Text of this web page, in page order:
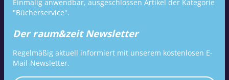
Einmalig anwendbar, ausgeschlossen Artikel der Kategorie
"Bücherservice".
Der raum&zeit Newsletter
Regelmäßig aktuell informiert mit unserem kostenlosen E-
Mail-Newsletter.